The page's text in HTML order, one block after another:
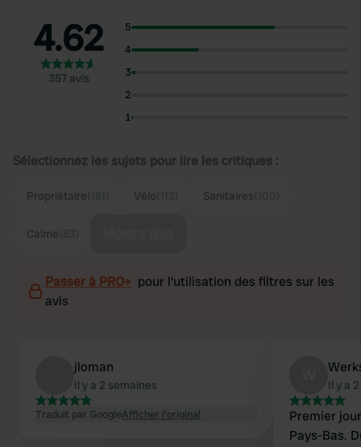
4.62
357 avis
5
4
3
2
1
Sélectionnez les sujets pour lire les critiques :
Propriétaire Vélo Sanitaires
Calme
Passer à PRO+ pour l'utilisation des filtres sur les
avis
jloman
Il y a 2 semaines
Traduit par GoogleAfficher l'original
Il y a
Premier
Pays-Bas.